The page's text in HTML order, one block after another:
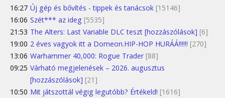
16:27 Új gép és bővítés - tippek és tanácsok [15146]
16:06 Szét*** az ideg [5535]
21:53 The Alters: Last Variable DLC teszt [hozzászólások] [6]
19:00 2 éves vagyok itt a Domeon.HIP-HOP HURÁÁ!!!!!! [270]
13:06 Warhammer 40,000: Rogue Trader [88]
09:25 Várható megjelenések – 2026. augusztus
[hozzászólások] [21]
10:50 Mit játszottál végig legutóbb? Értékeld! [1616]